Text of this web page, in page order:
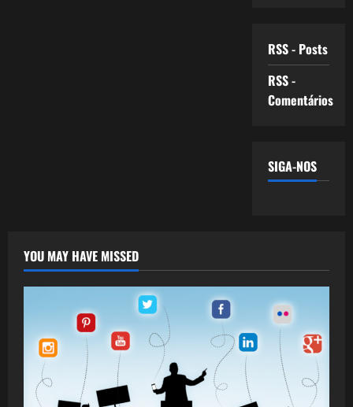
RSS - Posts
RSS -
Comentários
SIGA-NOS
YOU MAY HAVE MISSED